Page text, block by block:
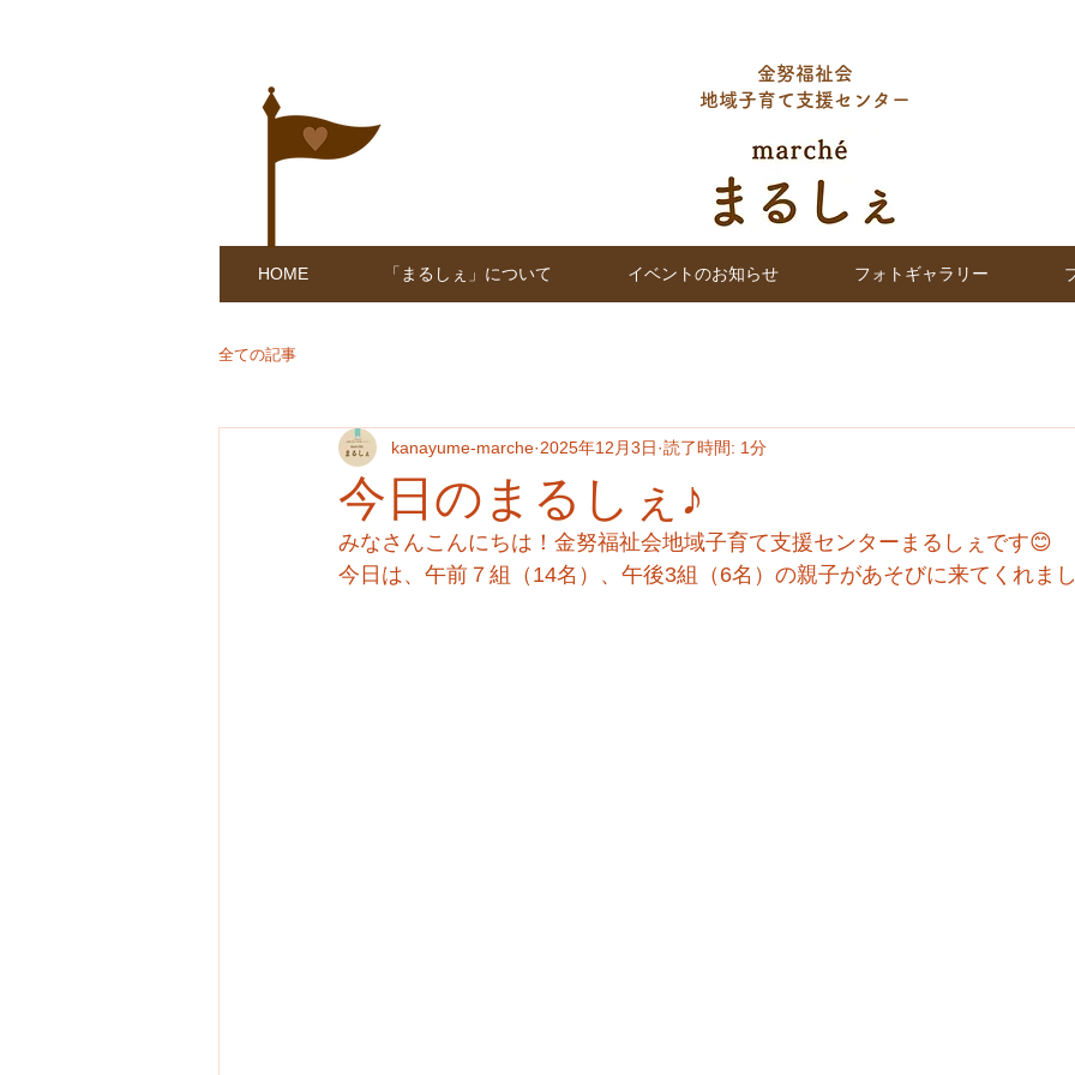
HOME 「まるしぇ」について イベントのお知らせ フォトギャラリー
金努福祉会
地域子育て支援センター
全ての記事
今日のまるしぇ♪
kanayume-marche 2025年12月3日 読了時間: 1分
みなさんこんにちは！金努福祉会地域子育て支援センターまるしぇです😊
今日は、午前７組（14名）、午後3組（6名）の親子があそびに来てくれま